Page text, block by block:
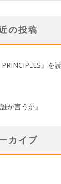
の投稿
』を
が言うか』
カイブ